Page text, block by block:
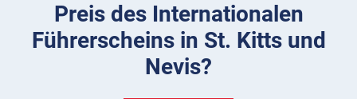
Preis des Internationalen
Führerscheins in St. Kitts und
Nevis?